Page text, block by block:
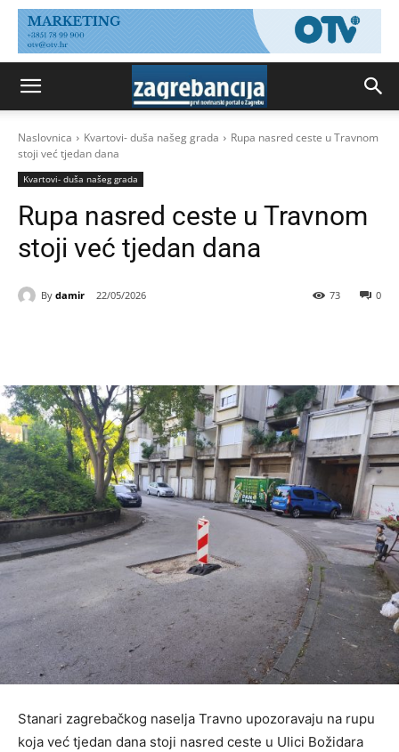
Naslovnica Kvartovi- duša našeg grada
Rupa nasred ceste u Travnom
stoji već tjedan dana
Kvartovi- duša našeg grada
Rupa nasred ceste u Travnom
stoji već tjedan dana
By damir 22/05/2026 0
73
Stanari zagrebačkog naselja Travno upozoravaju na rupu
koja već tjedan dana stoji nasred ceste u Ulici Božidara